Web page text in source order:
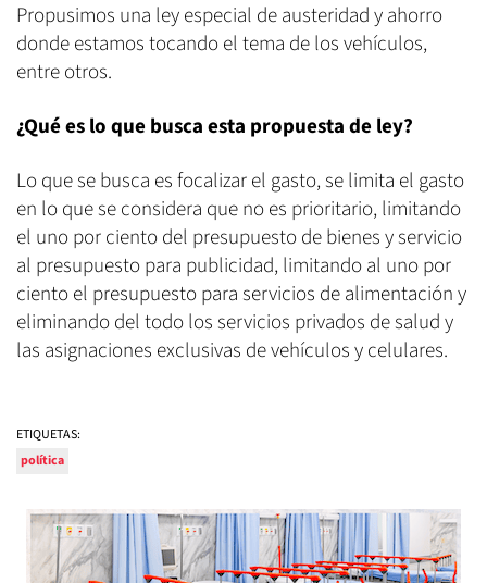
Propusimos una ley especial de austeridad y ahorro
donde estamos tocando el tema de los vehículos,
entre otros.
¿Qué es lo que busca esta propuesta de ley?
Lo que se busca es focalizar el gasto, se limita el gasto
en lo que se considera que no es prioritario, limitando
el uno por ciento del presupuesto de bienes y servicio
al presupuesto para publicidad, limitando al uno por
ciento el presupuesto para servicios de alimentación y
eliminando del todo los servicios privados de salud y
las asignaciones exclusivas de vehículos y celulares.
ETIQUETAS:
política